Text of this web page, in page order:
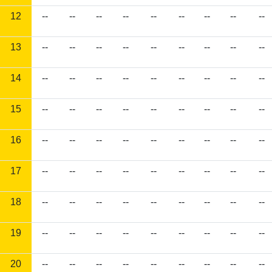
12 -- -- -- -- -- -- -- -- --
13 -- -- -- -- -- -- -- -- --
14 -- -- -- -- -- -- -- -- --
15 -- -- -- -- -- -- -- -- --
16 -- -- -- -- -- -- -- -- --
17 -- -- -- -- -- -- -- -- --
18 -- -- -- -- -- -- -- -- --
19 -- -- -- -- -- -- -- -- --
20 -- -- -- -- -- -- -- -- --